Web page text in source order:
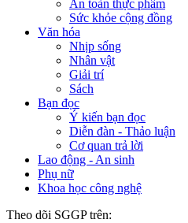
An toàn thực phẩm
Sức khỏe cộng đồng
Văn hóa
Nhịp sống
Nhân vật
Giải trí
Sách
Bạn đọc
Ý kiến bạn đọc
Diễn đàn - Thảo luận
Cơ quan trả lời
Lao động - An sinh
Phụ nữ
Khoa học công nghệ
Theo dõi SGGP trên: